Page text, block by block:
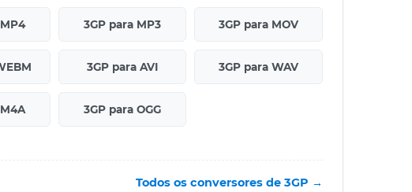
3GP para MP3 3GP para MOV
3GP para AVI 3GP para WAV
3GP para OGG
Todos os conversores de 3GP →